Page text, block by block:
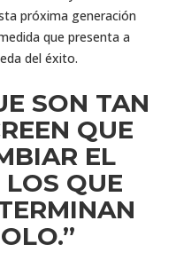
próxima generación
que presenta a
del éxito.
SON TAN
QUE
EL
QUE